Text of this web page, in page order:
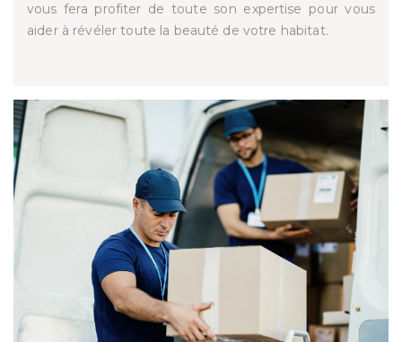
vous fera profiter de toute son expertise pour vous
aider à révéler toute la beauté de votre habitat.